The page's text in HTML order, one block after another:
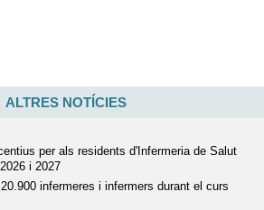
ALTRES NOTÍCIES
per als residents d'Infermeria de Salut
i 2027
infermeres i infermers durant el curs